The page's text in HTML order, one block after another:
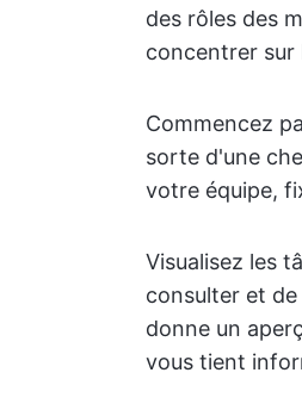
des rôles des
concentrer sur
Commencez
sorte d'une
votre équipe,
Visualisez les
consulter et
donne un
vous tient